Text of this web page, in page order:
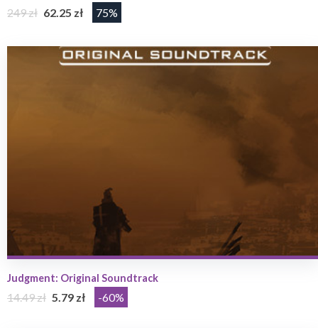
249 zł 62.25 zł 75%
Judgment: Original Soundtrack
14.49 zł 5.79 zł -60%